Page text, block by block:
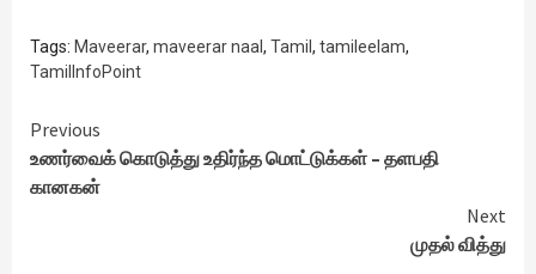
Tags: Maveerar, maveerar naal , Tamil , tamileelam,
TamilInfoPoint
Continue
Reading
Previous
உணர்வைக் கொடுத்து உதிர்ந்த மொட்டுக்கள் – தளபதி
கானகன்
Next
முதல் வித்து